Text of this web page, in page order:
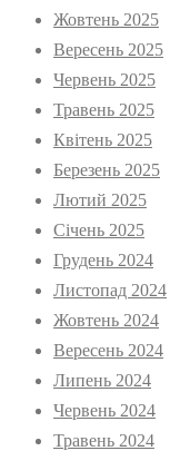
Жовтень 2025
Вересень 2025
Червень 2025
Травень 2025
Квітень 2025
Березень 2025
Лютий 2025
Січень 2025
Грудень 2024
Листопад 2024
Жовтень 2024
Вересень 2024
Липень 2024
Червень 2024
Травень 2024